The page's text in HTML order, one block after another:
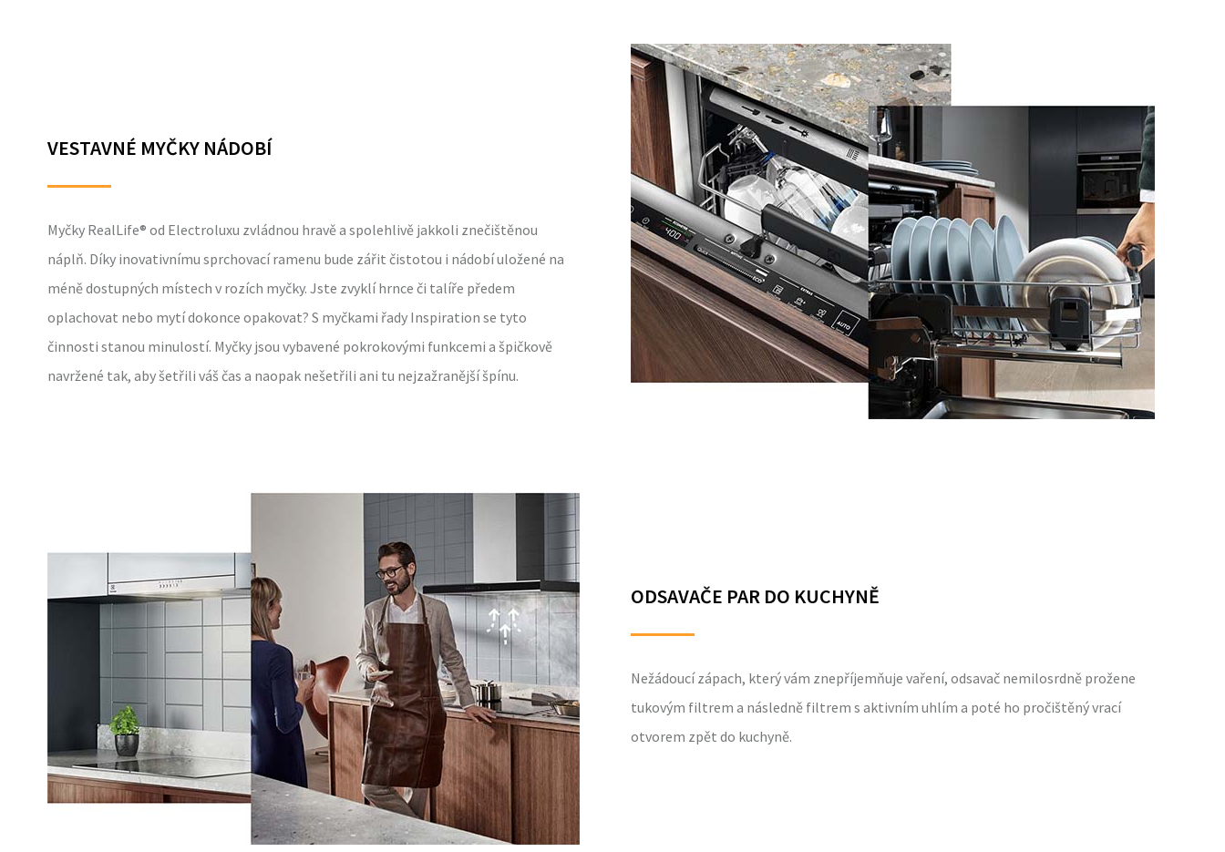
VESTAVNÉ MYČKY NÁDOBÍ
Myčky RealLife® od Electroluxu zvládnou hravě a spolehlivě jakkoli znečištěnou
náplň. Díky inovativnímu sprchovací ramenu bude zářit čistotou i nádobí uložené na
méně dostupných místech v rozích myčky. Jste zvyklí hrnce či talíře předem
oplachovat nebo mytí dokonce opakovat? S myčkami řady Inspiration se tyto
činnosti stanou minulostí. Myčky jsou vybavené pokrokovými funkcemi a špičkově
navržené tak, aby šetřili váš čas a naopak nešetřili ani tu nejzažranější špínu.
ODSAVAČE PAR DO KUCHYNĚ
Nežádoucí zápach, který vám znepříjemňuje vaření, odsavač nemilosrdně prožene
tukovým filtrem a následně filtrem s aktivním uhlím a poté ho pročištěný vrací
otvorem zpět do kuchyně.